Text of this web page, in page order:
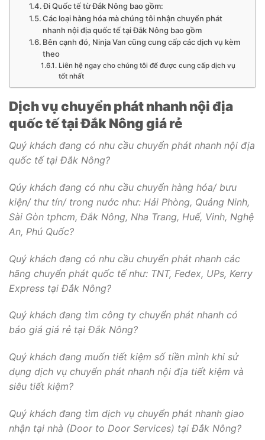
Đi Quốc tế từ Đắk Nông bao gồm:
Các loại hàng hóa mà chúng tôi nhận chuyển phát
nhanh nội địa quốc tế tại Đắk Nông bao gồm
Bên cạnh đó, Ninja Van cũng cung cấp các dịch vụ kèm
theo
Liên hệ ngay cho chúng tôi để được cung cấp dịch vụ
tốt nhất
Dịch vụ chuyển phát nhanh nội địa
quốc tế tại Đắk Nông giá rẻ
Quý khách đang có nhu cầu chuyển phát nhanh nội địa
quốc tế tại Đắk Nông?
Qúy khách đang có nhu cầu chuyển hàng hóa/ bưu
kiện/ thư tín/ trong nước như: Hải Phòng, Quảng Ninh,
Sài Gòn tphcm, Đắk Nông, Nha Trang, Huế, Vinh, Nghệ
An, Phú Quốc?
Quý khách đang có nhu cầu chuyển phát nhanh các
hãng chuyển phát quốc tế như: TNT, Fedex, UPs, Kerry
Express tại Đắk Nông?
Quý khách đang tìm công ty chuyển phát nhanh có
báo giá giá rẻ tại Đắk Nông?
Quý khách đang muốn tiết kiệm số tiền mình khi sử
dụng dịch vụ chuyển phát nhanh nội địa tiết kiệm và
siêu tiết kiệm?
Quý khách đang tìm dịch vụ chuyển phát nhanh giao
nhận tại nhà (Door to Door Services) tại Đắk Nông?